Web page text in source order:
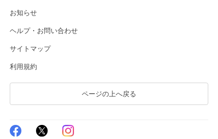
お知らせ
ヘルプ・お問い合わせ
サイトマップ
利用規約
ページの上へ戻る